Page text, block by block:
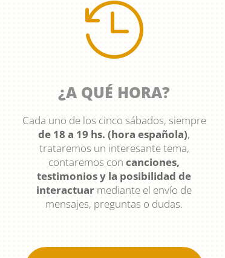

¿A QUÉ HORA?
Cada uno de los cinco sábados, siempre
de 18 a 19 hs. (hora española),
trataremos un interesante tema,
contaremos concanciones,
testimonios y la posibilidad de
interactuar mediante el envío de
mensajes, preguntas o dudas.